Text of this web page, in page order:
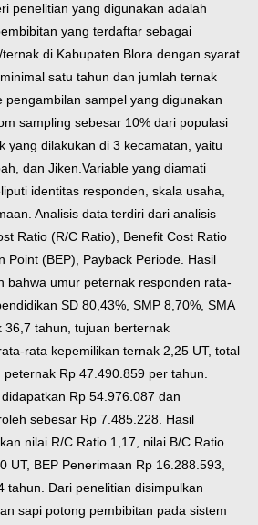
penelitian yang digunakan adalah
yang terdaftar sebagai
di Kabupaten Blora dengan syarat
satu tahun dan jumlah ternak
pengambilan sampel yang digunakan
sampling sebesar 10% dari populasi
yang dilakukan di 3 kecamatan, yaitu
dan Jiken.Variable yang diamati
identitas responden, skala usaha,
Analisis data terdiri dari analisis
Ratio (R/C Ratio), Benefit Cost Ratio
Point (BEP), Payback Periode. Hasil
bahwa umur peternak responden rata-
SD 80,43%, SMP 8,70%, SMA
36,7 tahun, tujuan berternak
rata kepemilikan ternak 2,25 UT, total
Rp 47.490.859 per tahun.
Rp 54.976.087 dan
sebesar Rp 7.485.228. Hasil
nilai R/C Ratio 1,17, nilai B/C Ratio
UT, BEP Penerimaan Rp 16.288.593,
tahun. Dari penelitian disimpulkan
sapi potong pembibitan pada sistem